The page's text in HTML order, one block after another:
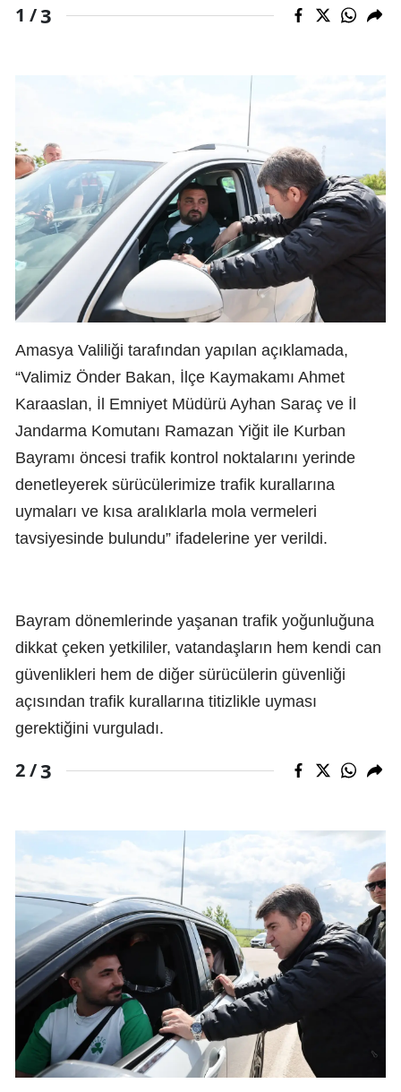
1 /3
Amasya Valiliği tarafından yapılan açıklamada,
“Valimiz Önder Bakan, İlçe Kaymakamı Ahmet
Karaaslan, İl Emniyet Müdürü Ayhan Saraç ve İl
Jandarma Komutanı Ramazan Yiğit ile Kurban
Bayramı öncesi trafik kontrol noktalarını yerinde
denetleyerek sürücülerimize trafik kurallarına
uymaları ve kısa aralıklarla mola vermeleri
tavsiyesinde bulundu” ifadelerine yer verildi.
Bayram dönemlerinde yaşanan trafik yoğunluğuna
dikkat çeken yetkililer, vatandaşların hem kendi can
güvenlikleri hem de diğer sürücülerin güvenliği
açısından trafik kurallarına titizlikle uyması
gerektiğini vurguladı.
2 /3